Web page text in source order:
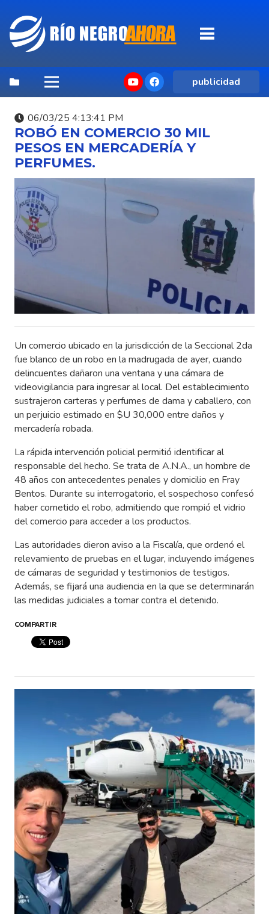
publicidad
06/03/25 4:13:41 PM
ROBÓ EN COMERCIO 30 MIL
PESOS EN MERCADERÍA Y
PERFUMES.
Un comercio ubicado en la jurisdicción de la Seccional 2da
fue blanco de un robo en la madrugada de ayer, cuando
delincuentes dañaron una ventana y una cámara de
videovigilancia para ingresar al local. Del establecimiento
sustrajeron carteras y perfumes de dama y caballero, con
un perjuicio estimado en $U 30,000 entre daños y
mercadería robada.
La rápida intervención policial permitió identificar al
responsable del hecho. Se trata de A.N.A., un hombre de
48 años con antecedentes penales y domicilio en Fray
Bentos. Durante su interrogatorio, el sospechoso confesó
haber cometido el robo, admitiendo que rompió el vidrio
del comercio para acceder a los productos.
Las autoridades dieron aviso a la Fiscalía, que ordenó el
relevamiento de pruebas en el lugar, incluyendo imágenes
de cámaras de seguridad y testimonios de testigos.
Además, se fijará una audiencia en la que se determinarán
las medidas judiciales a tomar contra el detenido.
COMPARTIR